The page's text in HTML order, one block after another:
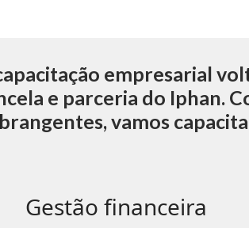
empresarial
e parceria do Iphan.
vamos
fa-
Gestão financeira